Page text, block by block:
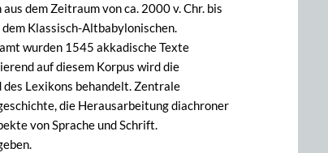
dem Zeitraum von ca. 2000 v. Chr. bis
Klassisch-Altbabylonischen.
wurden 1545 akkadische Texte
auf diesem Korpus wird die
Lexikons behandelt. Zentrale
die Herausarbeitung diachroner
von Sprache und Schrift.